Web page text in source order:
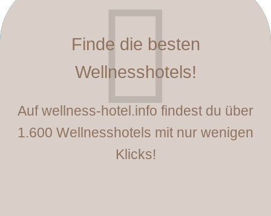
Finde die besten
Wellnesshotels!
Auf wellness-hotel.info findest du über
1.600 Wellnesshotels mit nur wenigen
Klicks!